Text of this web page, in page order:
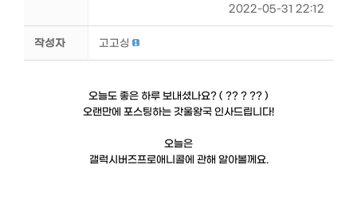
2022-05-31 22:12
작성자 고고싱
오늘도 좋은 하루 보내셨나요? ( ?? ? ?? )
오랜만에 포스팅하는 갓울왕국 인사드립니다!
오늘은
갤럭시버즈프로애니콜에 관해 알아볼께요.